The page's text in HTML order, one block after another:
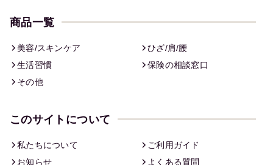
商品一覧
美容/スキンケア
ひざ/肩/腰
生活習慣
保険の相談窓口
その他
このサイトについて
私たちについて
ご利用ガイド
お知らせ
よくある質問